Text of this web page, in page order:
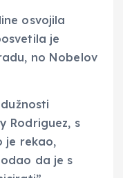
osvojila
je
no Nobelov
Rodriguez, s
je rekao,
da je s